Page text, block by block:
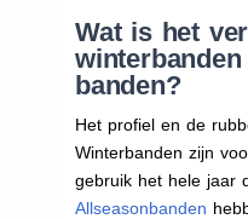
Wat is het
banden?
Het profiel en de
Winterbanden zijn
gebruik het hele jaar
Allseasonbanden